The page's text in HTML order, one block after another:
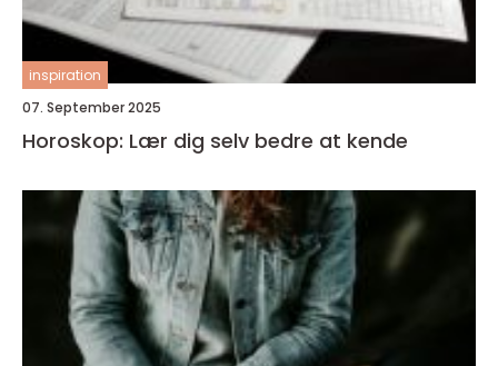
inspiration
07. September 2025
Horoskop: Lær dig selv bedre at kende